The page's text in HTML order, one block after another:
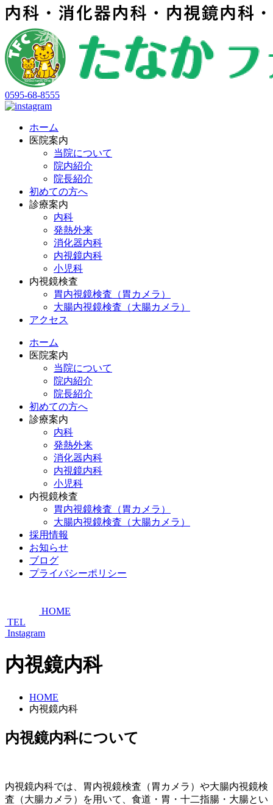
0595-68-8555
ホーム
医院案内
当院について
院内紹介
院長紹介
初めての方へ
診療案内
内科
発熱外来
消化器内科
内視鏡内科
小児科
内視鏡検査
胃内視鏡検査（胃カメラ）
大腸内視鏡検査（大腸カメラ）
アクセス
ホーム
医院案内
当院について
院内紹介
院長紹介
初めての方へ
診療案内
内科
発熱外来
消化器内科
内視鏡内科
小児科
内視鏡検査
胃内視鏡検査（胃カメラ）
大腸内視鏡検査（大腸カメラ）
採用情報
お知らせ
ブログ
プライバシーポリシー
HOME
TEL
Instagram
内視鏡内科
HOME
内視鏡内科
内視鏡内科について
内視鏡内科では、胃内視鏡検査（胃カメラ）や大腸内視鏡検
査（大腸カメラ）を用いて、食道・胃・十二指腸・大腸とい